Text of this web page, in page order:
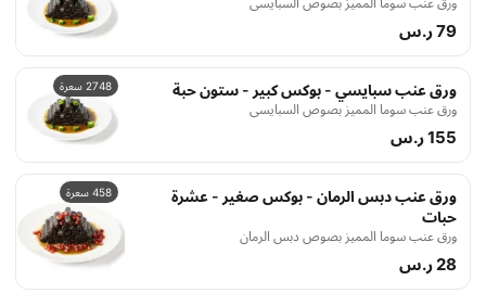
79 ر.س
2748 سعرة ورق عنب سبايسي - بوكس كبير - ستون حبة
ورق عنب سوما المميز بصوص السبايسي
155 ر.س
458 سعرة
ورق عنب دبس الرمان - بوكس صغير - عشرة
حبات
ورق عنب سوما المميز بصوص دبس الرمان
28 ر.س